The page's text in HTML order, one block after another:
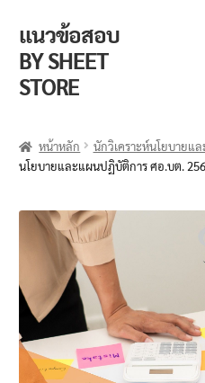
แนวข้อสอบ
BY SHEET
STORE
ตะกร้าสินค้า
วิธีการสั่งซื้อ
แจ้งชำระเงิน
รีวิวจากลูกค้า
ติดตามพัสดุ
หน้าหลัก นักวิเคราะห์นโยบายแ
นโยบายและแผนปฏิบัติการ ศอ.บต.